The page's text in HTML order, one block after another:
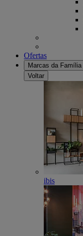
Ofertas
Marcas da Família
Voltar
ibis